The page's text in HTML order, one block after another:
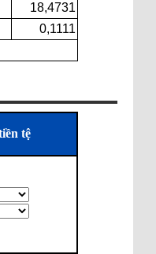
18,4731
0,1111